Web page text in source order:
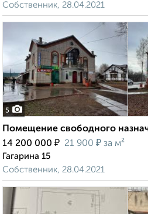
Собственник, 28.04.2021
5
Помещение свободного
14 200 000 ₽ 21 900 ₽ за м²
Гагарина 15
Собственник, 28.04.2021